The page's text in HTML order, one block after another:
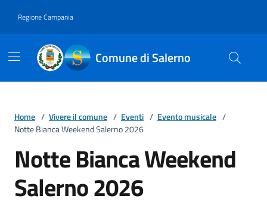
Regione Campania
Comune di Salerno
Home / Vivere il comune / Eventi / Evento musicale /
Notte Bianca Weekend Salerno 2026
Notte Bianca Weekend
Salerno 2026